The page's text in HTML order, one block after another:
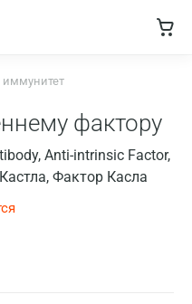
иммунитет
фактору
Anti-intrinsic Factor,
Фактор Касла